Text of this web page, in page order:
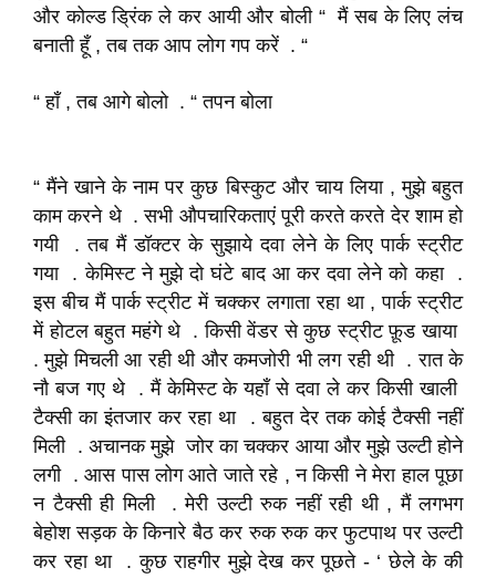
और कोल्ड ड्रिंक ले कर आयी और बोली “ मैं सब के लिए लंच
बनाती हूँ , तब तक आप लोग गप करें . “
“ हाँ , तब आगे बोलो . “ तपन बोला
“ मैंने खाने के नाम पर कुछ बिस्कुट और चाय लिया , मुझे बहुत
काम करने थे . सभी औपचारिकताएं पूरी करते करते देर शाम हो
गयी . तब मैं डॉक्टर के सुझाये दवा लेने के लिए पार्क स्ट्रीट
गया . केमिस्ट ने मुझे दो घंटे बाद आ कर दवा लेने को कहा .
इस बीच मैं पार्क स्ट्रीट में चक्कर लगाता रहा था , पार्क स्ट्रीट
में होटल बहुत महंगे थे . किसी वेंडर से कुछ स्ट्रीट फ़ूड खाया
. मुझे मिचली आ रही थी और कमजोरी भी लग रही थी . रात के
नौ बज गए थे . मैं केमिस्ट के यहाँ से दवा ले कर किसी खाली
टैक्सी का इंतजार कर रहा था . बहुत देर तक कोई टैक्सी नहीं
मिली . अचानक मुझे जोर का चक्कर आया और मुझे उल्टी होने
लगी . आस पास लोग आते जाते रहे , न किसी ने मेरा हाल पूछा
न टैक्सी ही मिली . मेरी उल्टी रुक नहीं रही थी , मैं लगभग
बेहोश सड़क के किनारे बैठ कर रुक रुक कर फुटपाथ पर उल्टी
कर रहा था . कुछ राहगीर मुझे देख कर पूछते - ‘ छेले के की